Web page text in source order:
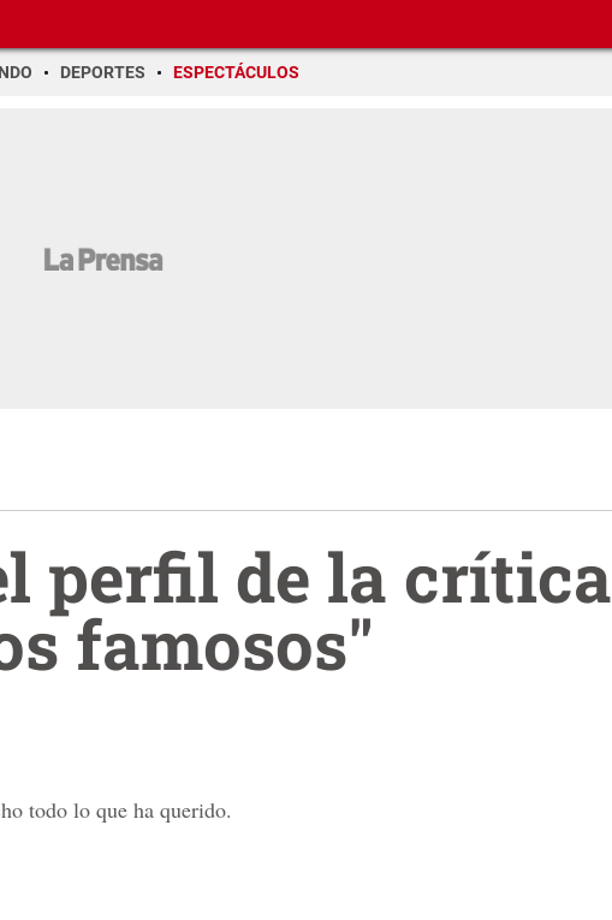
DEPORTES ESPECTÁCULOS
perfil de la crítica
famosos"
todo lo que ha querido.